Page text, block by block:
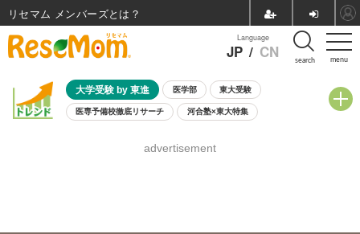
menu
Language
JP / CN search
大学受験 by 東進 医学部 東大受験
医専予備校徹底リサーチ 河合塾×東大特集
8月開催学校説明会・相談会
advertisement
リセマム メンバーズ